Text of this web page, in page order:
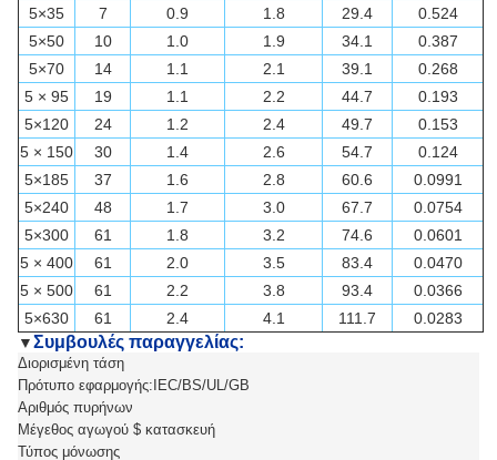
5×35
7 0.9 1.8 29.4
0.524
5×50
10 1.0 1.9 34.1
0.387
5×70
14 1.1 2.1 39.1
0.268
5 × 95
19 1.1 2.2 44.7
0.193
5×120
24 1.2 2.4 49.7
0.153
5 × 150
30 1.4 2.6 54.7
0.124
5×185
37 1.6 2.8 60.6
0.0991
5×240
48 1.7 3.0 67.7
0.0754
5×300
61 1.8 3.2 74.6
0.0601
5 × 400
61 2.0 3.5 83.4
0.0470
5 × 500
61 2.2 3.8 93.4
0.0366
5×630
61 2.4 4.1 111.7
0.0283
▼Συμβουλές παραγγελίας:
Διορισμένη τάση
Πρότυπο εφαρμογής:IEC/BS/UL/GB
Αριθμός πυρήνων
Μέγεθος αγωγού $ κατασκευή
Τύπος μόνωσης